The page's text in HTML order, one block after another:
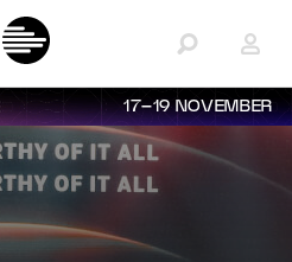
17–19 NOVEMBER